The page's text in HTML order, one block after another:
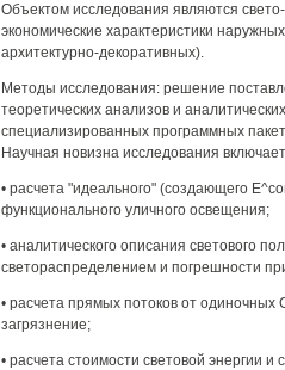
Объектом исследования являются
экономические характеристики
архитектурно-декоративных).
Методы исследования: решение
теоретических анализов и
специализированных программных
Научная новизна исследования
• расчета "идеального" (создающего
функционального уличного освещения;
• аналитического описания светового
светораспределением и погрешности
• расчета прямых потоков от
загрязнение;
• расчета стоимости световой энергии